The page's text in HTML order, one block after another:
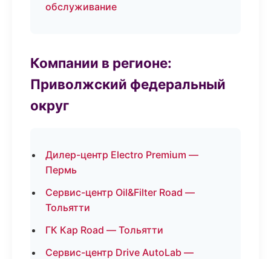
обслуживание
Компании в регионе:
Приволжский федеральный
округ
Дилер-центр Electro Premium —
Пермь
Сервис-центр Oil&Filter Road —
Тольятти
ГК Кар Road — Тольятти
Сервис-центр Drive AutoLab —